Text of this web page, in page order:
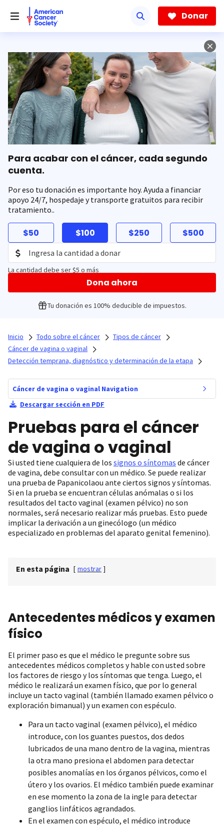
hacia
contenido
Donar
Para acabar con el cáncer, cada segundo
cuenta.
Por eso tu donación es importante hoy. Ayuda a financiar
apoyo 24/7, hospedaje y transporte gratuitos para recibir
tratamiento..
$50 $100 $250 $500
La cantidad debe ser $5 o más
Dona ahora
Tu donación es 100% deducible de impuestos.
Inicio Todo sobre el cáncer
Tipos de cáncer
Cáncer de vagina o vaginal
Detección temprana, diagnóstico y determinación de la etapa
Cáncer de vagina o vaginal Navigation
Descargar sección en PDF
Pruebas para el cáncer
de vagina o vaginal
Si usted tiene cualquiera de los signos o síntomas de cáncer
de vagina, debe consultar con un médico. Se puede realizar
una prueba de Papanicolaou ante ciertos signos y síntomas.
Si en la prueba se encuentran células anómalas o si los
resultados del tacto vaginal (examen pélvico) no son
normales, será necesario realizar más pruebas. Esto puede
implicar la derivación a un ginecólogo (un médico
especializado en problemas del aparato genital femenino).
En esta página [ mostrar ]
Antecedentes médicos y examen
físico
El primer paso es que el médico le pregunte sobre sus
antecedentes médicos completos y hable con usted sobre
los factores de riesgo y los síntomas que tenga. Luego, el
médico le realizará un examen físico, que por lo general
incluye un tacto vaginal (también llamado examen pélvico o
exploración bimanual) y un examen con espéculo.
Para un tacto vaginal (examen pélvico), el médico
introduce, con los guantes puestos, dos dedos
lubricados de una mano dentro de la vagina, mientras
la otra mano presiona el abdomen para detectar
posibles anomalías en los órganos pélvicos, como el
útero y los ovarios. El médico también puede examinar
en ese momento la zona de la ingle para detectar
ganglios linfáticos agrandados.
En el examen con espéculo, el médico introduce